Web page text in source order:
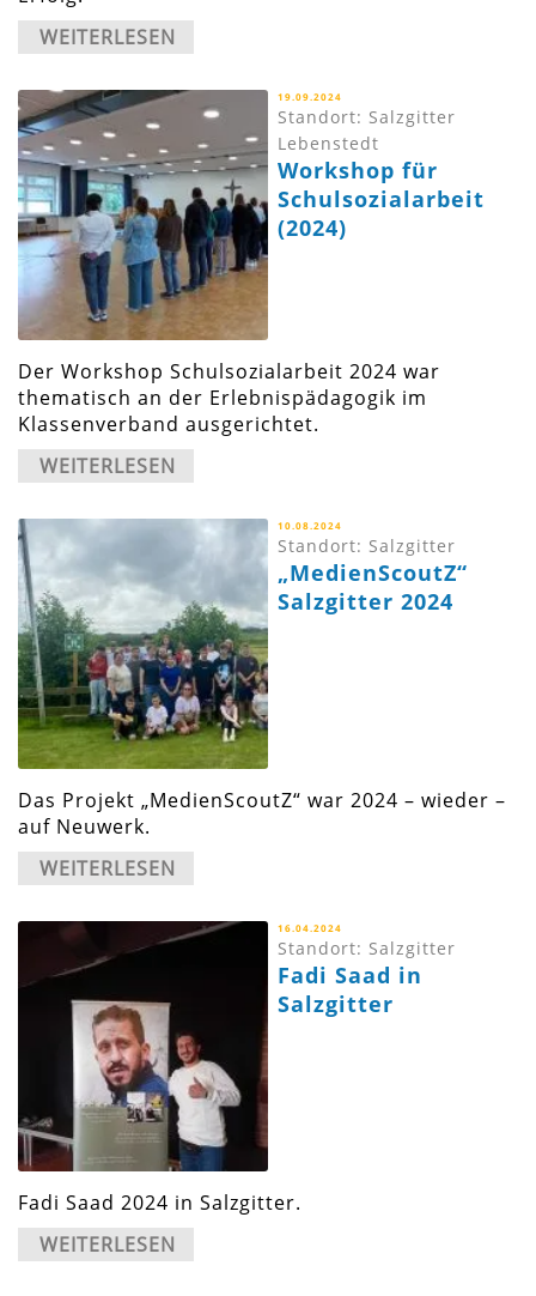
WEITERLESEN
19.09.2024
Standort: Salzgitter
Lebenstedt
Workshop für
Schulsozialarbeit
(2024)
Der Workshop Schulsozialarbeit 2024 war
thematisch an der Erlebnispädagogik im
Klassenverband ausgerichtet.
WEITERLESEN
10.08.2024
Standort: Salzgitter
„MedienScoutZ“
Salzgitter 2024
Das Projekt „MedienScoutZ“ war 2024 – wieder –
auf Neuwerk.
WEITERLESEN
16.04.2024
Standort: Salzgitter
Fadi Saad in
Salzgitter
Fadi Saad 2024 in Salzgitter.
WEITERLESEN